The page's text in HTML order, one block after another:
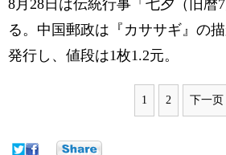
8月28日は伝統行事「七夕（旧暦
る。中国郵政は『カササギ』の
発行し、値段は1枚1.2元。
1 2 下一页